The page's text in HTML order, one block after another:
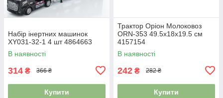
Набір інертних машинок
XY031-32-1 4 шт 4864663
В наявності
314 ₴ 366 ₴
Купити
Трактор Оріон Молоковоз
ORN-353 49.5х18х19.5 см
4157154
В наявності
242 ₴ 282 ₴
Купити